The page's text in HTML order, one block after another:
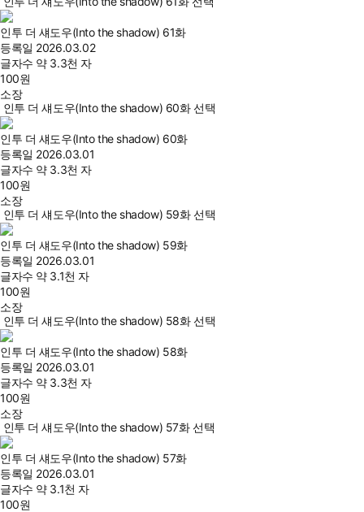
인투 더 섀도우(Into the shadow) 61화
등록일 2026.03.02
글자수 약 3.3천 자
100원
소장
인투 더 섀도우(Into the shadow) 60화 선택
인투 더 섀도우(Into the shadow) 60화
등록일 2026.03.01
글자수 약 3.3천 자
100원
소장
인투 더 섀도우(Into the shadow) 59화 선택
인투 더 섀도우(Into the shadow) 59화
등록일 2026.03.01
글자수 약 3.1천 자
100원
소장
인투 더 섀도우(Into the shadow) 58화 선택
인투 더 섀도우(Into the shadow) 58화
등록일 2026.03.01
글자수 약 3.3천 자
100원
소장
인투 더 섀도우(Into the shadow) 57화 선택
인투 더 섀도우(Into the shadow) 57화
등록일 2026.03.01
글자수 약 3.1천 자
100원